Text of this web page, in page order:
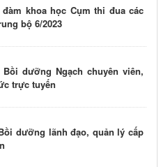
khoa học Cụm thi đua các
bộ 6/2023
dưỡng Ngạch chuyên viên,
trực tuyến
dưỡng lãnh đạo, quản lý cấp